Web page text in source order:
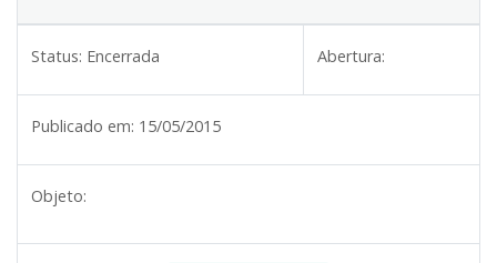
Status: Encerrada Abertura:
Publicado em: 15/05/2015
Objeto: